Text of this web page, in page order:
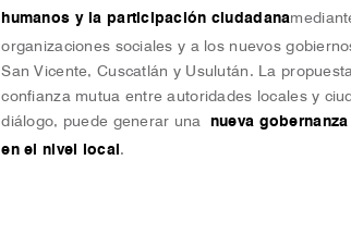
humanos y la participación ciudadana
organizaciones sociales y a los nuevos
San Vicente, Cuscatlán y Usulután. La
confianza mutua entre autoridades locales y
diálogo, puede generar una nueva
en el nivel local